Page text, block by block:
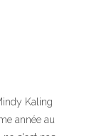
Kaling
année au